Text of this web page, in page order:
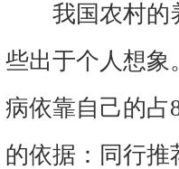
我国农村的养
些出于个人想象
病依靠自己的占
的依据：同行推